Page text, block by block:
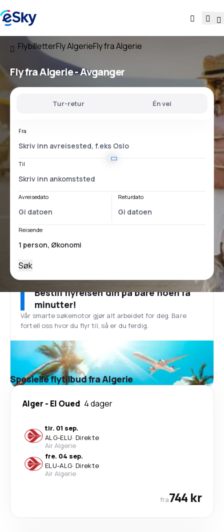
FlybilletterFly AlgerieFly fra Algerie
Flyfra Algerie- Avganger
Tur-retur Én vei
Fra
Til
Avreisedato Returdato
Reisende
Søk
Bestill flyreisen din på bare noen få
minutter!
Vår smarte søkemotor gjør alt arbeidet for deg. Bare
fortell oss hvor du flyr til, så er du ferdig.
Spesielle flytilbud fra Algerie
Alger - El Oued 4 dager
tir. 01 sep.
ALG-ELU· Direkte
Air Algerie
fre. 04 sep.
ELU-ALG· Direkte
Air Algerie
fra744 kr